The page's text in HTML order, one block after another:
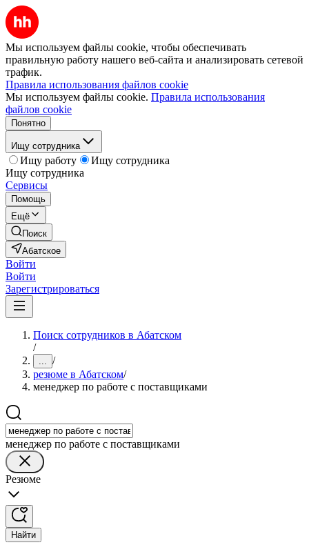
Мы используем файлы cookie, чтобы обеспечивать
правильную работу нашего веб-сайта и анализировать сетевой
трафик.
Правила использования файлов cookie
Мы используем файлы cookie. Правила использования
файлов cookie
Понятно
Ищу сотрудника
Ищу работу
Ищу сотрудника
Ищу сотрудника
Сервисы
Помощь
Ещё
Поиск
Абатское
Войти
Войти
Зарегистрироваться
Поиск сотрудников в Абатском
/
... /
резюме в Абатском/
менеджер по работе с поставщиками
менеджер по работе с поставщиками
Резюме
Найти